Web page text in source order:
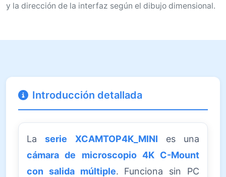
y la dirección de la interfaz según el dibujo dimensional.
Introducción detallada
Laserie XCAMTOP4K_MINI es una
cámara de microscopio 4K C-Mount
con salida múltiple. Funciona sin PC